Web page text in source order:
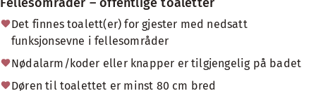
Det finnes toalett(er) for gjester med nedsatt
funksjonsevne i fellesområder
Nødalarm/koder eller knapper er tilgjengelig på badet
Døren til toalettet er minst 80 cm bred